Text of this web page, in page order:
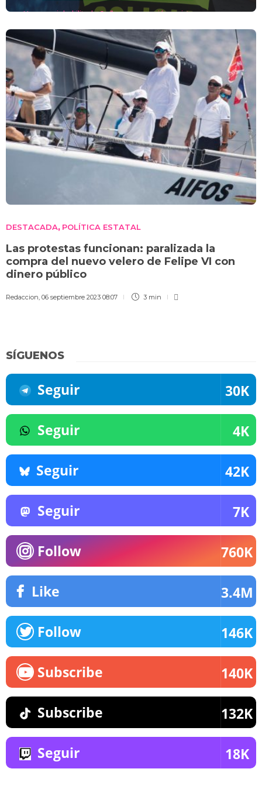
Henares, inhabilitado 6 años por agresión racista
DESTACADA, POLÍTICA ESTATAL
Las protestas funcionan: paralizada la
compra del nuevo velero de Felipe VI con
dinero público
Redaccion 06 septiembre 2023 08:07 3 min
SÍGUENOS
Seguir 30K
Seguir 4K
Seguir 42K
Seguir 7K
Follow 760K
Like 3.4M
Follow 146K
Subscribe 140K
Subscribe 132K
Seguir 18K